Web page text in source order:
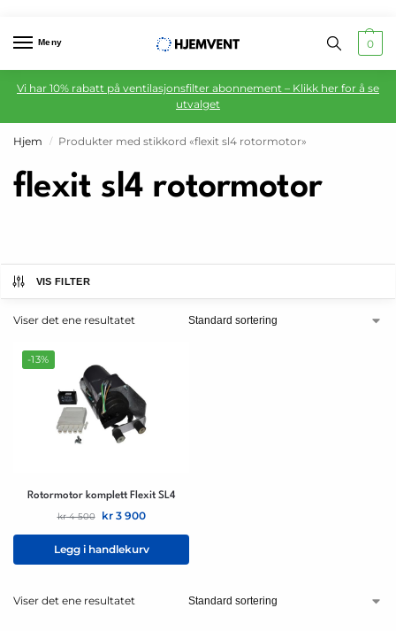
Meny 0
Vi har 10% rabatt på ventilasjonsfilter abonnement – Klikk her for å se
utvalget
Hjem / Produkter med stikkord «flexit sl4 rotormotor»
flexit sl4 rotormotor
VIS FILTER
Viser det ene resultatet
-13%
Rotormotor komplett Flexit SL4
kr4 500 kr3 900
Legg i handlekurv
Viser det ene resultatet